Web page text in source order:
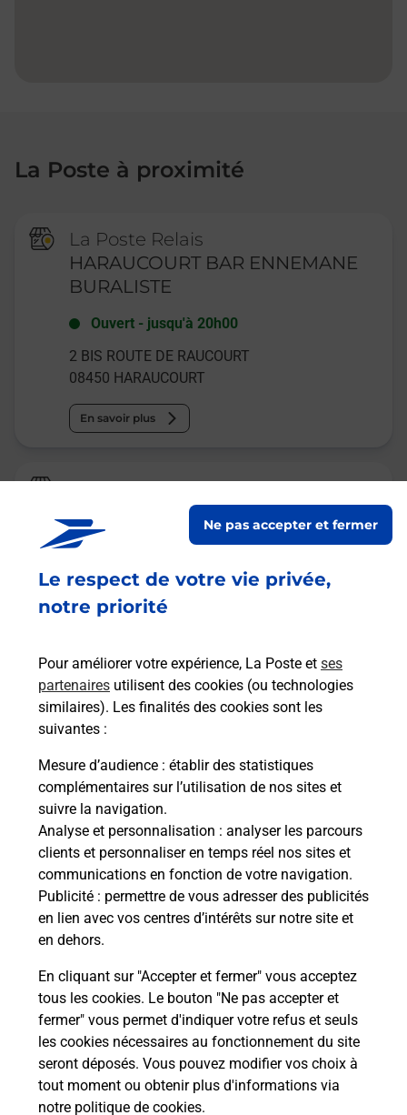
Le respect de votre vie privée,
notre priorité
Pour améliorer votre expérience, La Poste et ses
partenaires utilisent des cookies (ou technologies
similaires). Les finalités des cookies sont les
suivantes :
Mesure d’audience : établir des statistiques
complémentaires sur l’utilisation de nos sites et
suivre la navigation.
Analyse et personnalisation : analyser les parcours
clients et personnaliser en temps réel nos sites et
communications en fonction de votre navigation.
Publicité : permettre de vous adresser des publicités
en lien avec vos centres d’intérêts sur notre site et
en dehors.
En cliquant sur "Accepter et fermer" vous acceptez
tous les cookies. Le bouton "Ne pas accepter et
fermer" vous permet d'indiquer votre refus et seuls
les cookies nécessaires au fonctionnement du site
seront déposés. Vous pouvez modifier vos choix à
tout moment ou obtenir plus d'informations via
notre politique de cookies.
Ne pas accepter et fermer
La Poste à proximité
La Poste Relais
HARAUCOURT BAR ENNEMANE
BURALISTE
Ouvert - jusqu'à 20h00
2 BIS ROUTE DE RAUCOURT
08450 HARAUCOURT
En savoir plus
La Poste
RAUCOURT ET FLABA
Fermeture Temporaire
RUE DES MARRONNIERS
08450 RAUCOURT ET FLABA
Malin !
La Poste
en ligne
Ouvert 24h/24
En savoir plus
HARAUCOURT
BAR DE L ENNEMANE